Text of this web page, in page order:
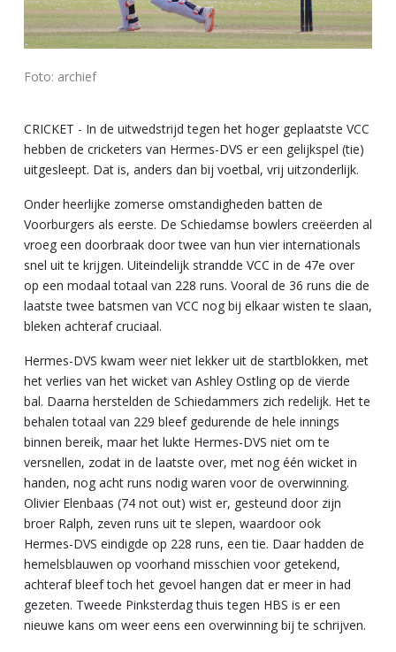
Foto: archief
CRICKET - In de uitwedstrijd tegen het hoger geplaatste VCC
hebben de cricketers van Hermes-DVS er een gelijkspel (tie)
uitgesleept. Dat is, anders dan bij voetbal, vrij uitzonderlijk.
Onder heerlijke zomerse omstandigheden batten de
Voorburgers als eerste. De Schiedamse bowlers creëerden al
vroeg een doorbraak door twee van hun vier internationals
snel uit te krijgen. Uiteindelijk strandde VCC in de 47e over
op een modaal totaal van 228 runs. Vooral de 36 runs die de
laatste twee batsmen van VCC nog bij elkaar wisten te slaan,
bleken achteraf cruciaal.
Hermes-DVS kwam weer niet lekker uit de startblokken, met
het verlies van het wicket van Ashley Ostling op de vierde
bal. Daarna herstelden de Schiedammers zich redelijk. Het te
behalen totaal van 229 bleef gedurende de hele innings
binnen bereik, maar het lukte Hermes-DVS niet om te
versnellen, zodat in de laatste over, met nog één wicket in
handen, nog acht runs nodig waren voor de overwinning.
Olivier Elenbaas (74 not out) wist er, gesteund door zijn
broer Ralph, zeven runs uit te slepen, waardoor ook
Hermes-DVS eindigde op 228 runs, een tie. Daar hadden de
hemelsblauwen op voorhand misschien voor getekend,
achteraf bleef toch het gevoel hangen dat er meer in had
gezeten. Tweede Pinksterdag thuis tegen HBS is er een
nieuwe kans om weer eens een overwinning bij te schrijven.